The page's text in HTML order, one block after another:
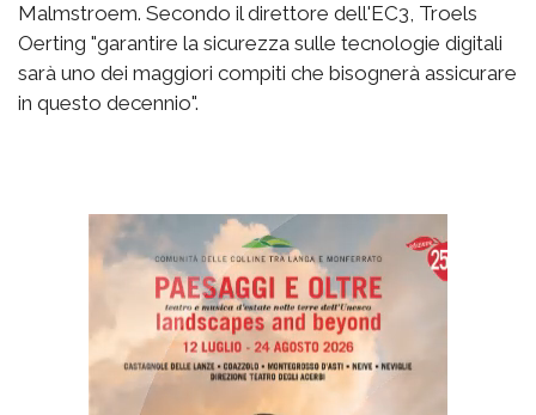
Malmstroem. Secondo il direttore dell'EC3, Troels
Oerting "garantire la sicurezza sulle tecnologie digitali
sarà uno dei maggiori compiti che bisognerà assicurare
in questo decennio".